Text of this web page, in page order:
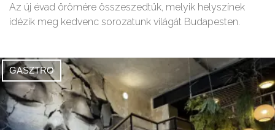
Az új évad örömére összeszedtük, melyik helyszínek
idézik meg kedvenc sorozatunk világát Budapesten.
GASZTRO